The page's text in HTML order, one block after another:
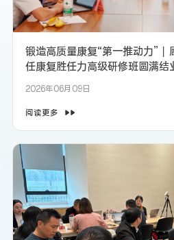
锻造高质量康复“第一推动力”
任康复胜任力高级研修班圆满结
2026年06月09日
阅读更多